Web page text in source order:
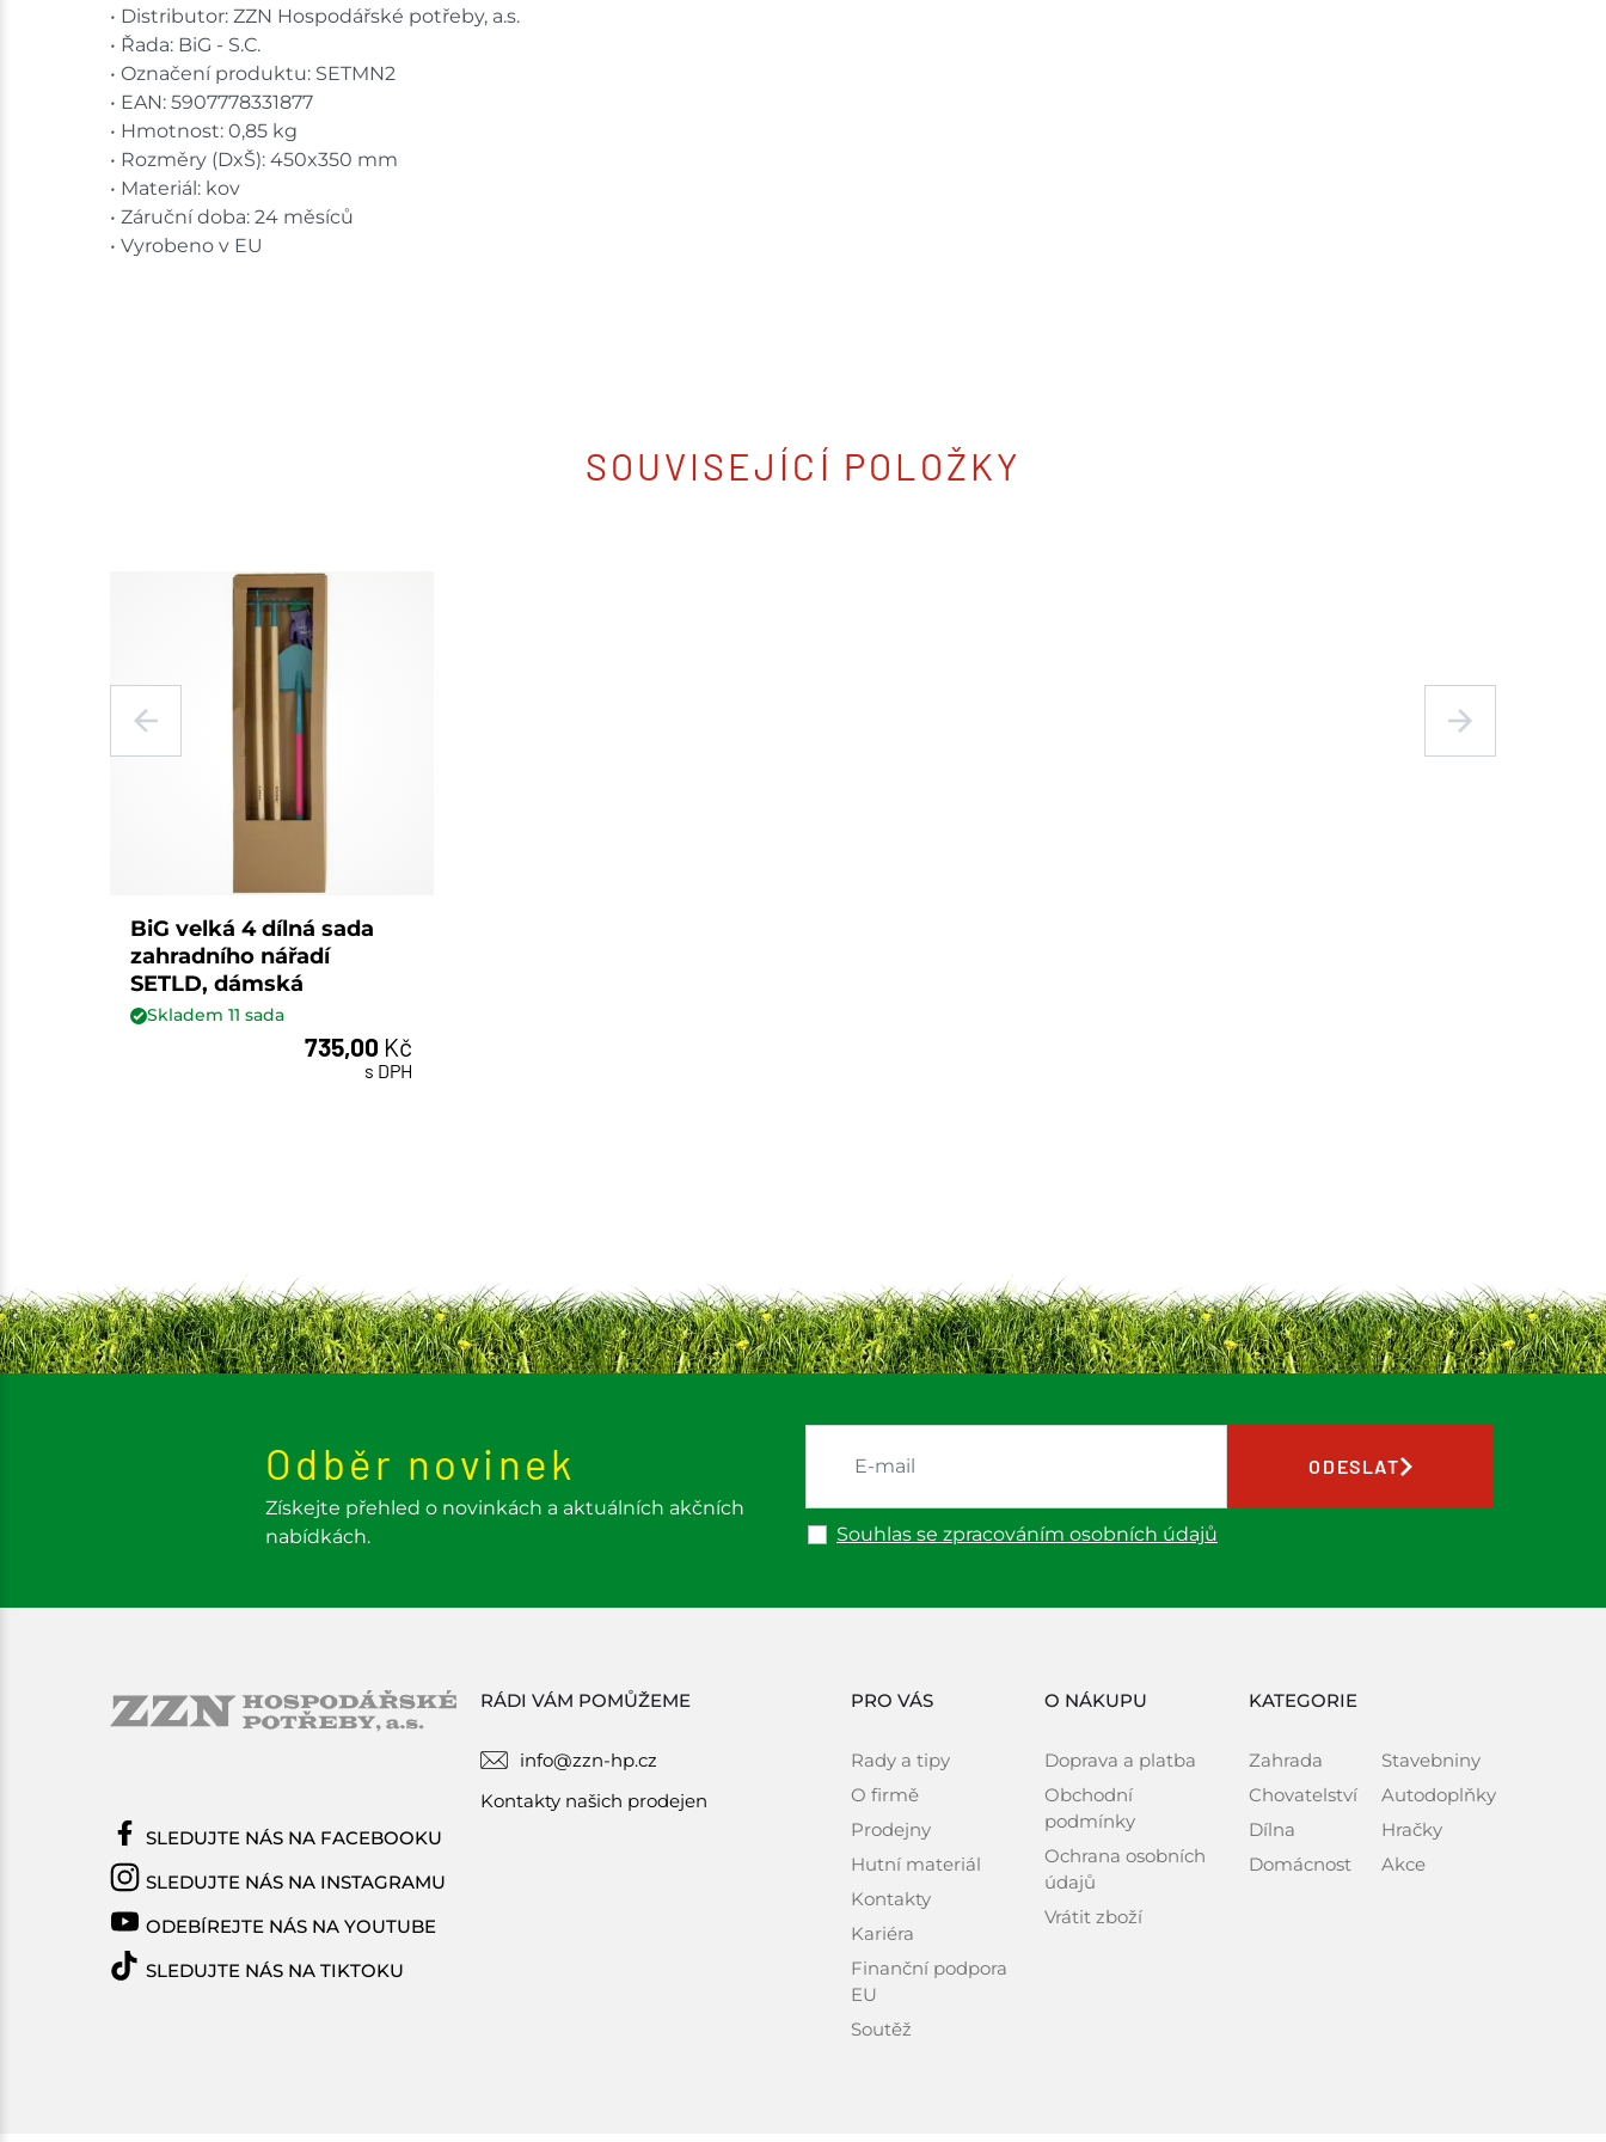
• Distributor: ZZN Hospodářské potřeby, a.s.
• Řada: BiG - S.C.
• Označení produktu: SETMN2
• EAN: 5907778331877
• Hmotnost: 0,85 kg
• Rozměry (DxŠ): 450x350 mm
• Materiál: kov
• Záruční doba: 24 měsíců
• Vyrobeno v EU
SOUVISEJÍCÍ POLOŽKY
BiG velká 4 dílná sada
zahradního nářadí
SETLD, dámská
Skladem11 sada
735,00 Kč
s DPH
Odběr novinek
Získejte přehled o novinkách a aktuálních akčních
nabídkách.
Souhlas se zpracováním osobních údajů
ODESLAT
RÁDI VÁM POMŮŽEME
info@zzn-hp.cz
Kontakty našich prodejen
PRO VÁS
Rady a tipy
O firmě
Prodejny
Hutní materiál
Kontakty
Kariéra
Finanční podpora
EU
Soutěž
O NÁKUPU
Doprava a platba
Obchodní
podmínky
Ochrana osobních
údajů
Vrátit zboží
KATEGORIE
Zahrada
Chovatelství
Dílna
Domácnost
Stavebniny
Autodoplňky
Hračky
Akce
SLEDUJTE NÁS NA FACEBOOKU
SLEDUJTE NÁS NA INSTAGRAMU
ODEBÍREJTE NÁS NA YOUTUBE
SLEDUJTE NÁS NA TIKTOKU